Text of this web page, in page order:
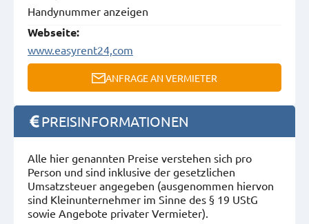
Handynummer anzeigen
Webseite:
www.easyrent24,com
ANFRAGE AN VERMIETER
PREISINFORMATIONEN
Alle hier genannten Preise verstehen sich pro
Person und sind inklusive der gesetzlichen
Umsatzsteuer angegeben (ausgenommen hiervon
sind Kleinunternehmer im Sinne des § 19 UStG
sowie Angebote privater Vermieter).